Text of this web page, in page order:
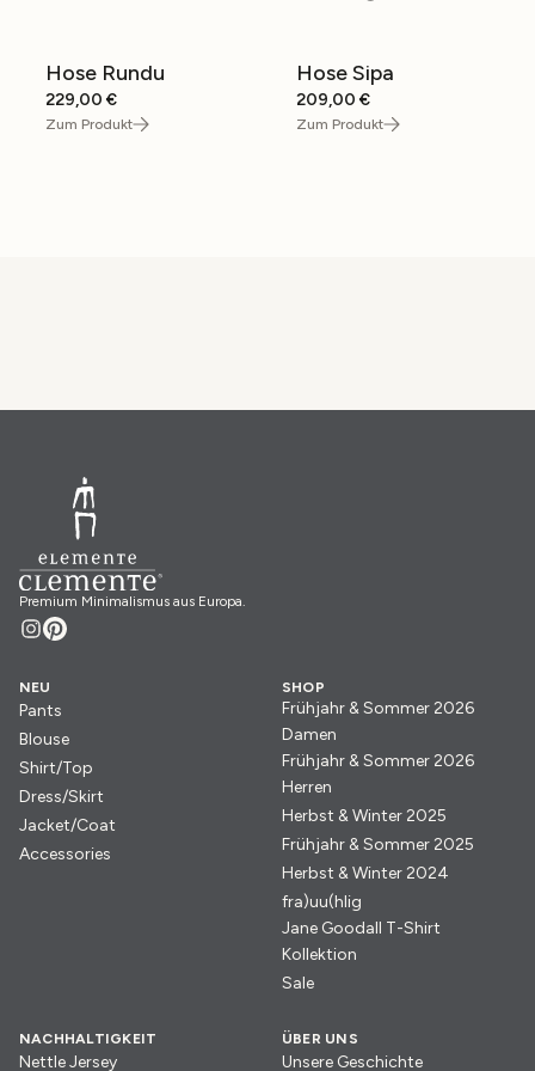
Hose Rundu
229,00€
Zum Produkt
Hose Sipa
209,00 €
Zum Produkt
Premium Minimalismus aus Europa.
NEU
Pants
Blouse
Shirt/Top
Dress/Skirt
Jacket/Coat
Accessories
SHOP
Frühjahr & Sommer 2026
Damen
Frühjahr & Sommer 2026
Herren
Herbst & Winter 2025
Frühjahr & Sommer 2025
Herbst & Winter 2024
fra)uu(hlig
Jane Goodall T-Shirt
Kollektion
Sale
NACHHALTIGKEIT
Nettle Jersey
ÜBER UNS
Unsere Geschichte